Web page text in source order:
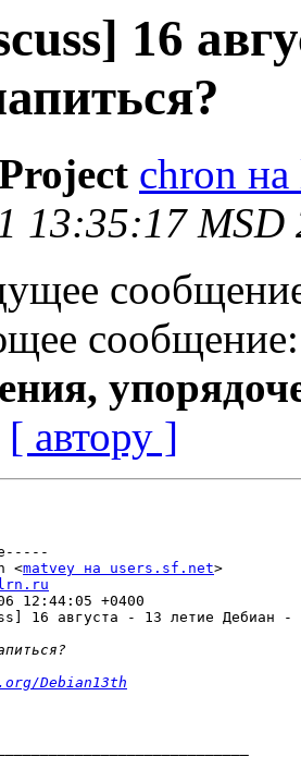
16
chron
13:35:17 MSD
[ автору ]
<matvey на users.sf.net>
12:44:05 +0400
16 августа - 13 летие Дебиан -
Debian13th